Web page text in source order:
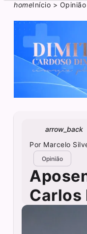
homeInício > Opinião
arrow_back
Por Marcelo
Opinião
Carlos